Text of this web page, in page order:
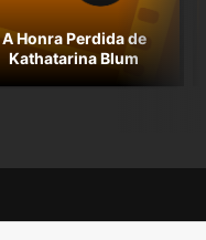
A Honra Perdida de
Kathatarina Blum